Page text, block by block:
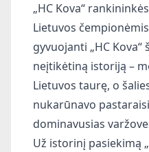
„HC Kova“
Lietuvos
gyvuojanti „HC
neįtikėtiną istoriją –
Lietuvos taurę, o
nukarūnavo
dominavusias
Už istorinį pasiekimą